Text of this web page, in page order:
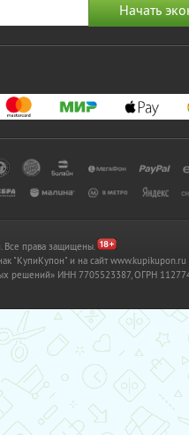
права защищены.
"КупиКупон" и на сайт
решений» ИНН 7705523387, ОГРН